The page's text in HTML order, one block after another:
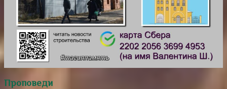
Проповеди